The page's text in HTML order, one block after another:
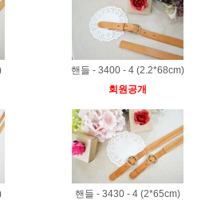
핸들 - 3400 - 4 (2.2*68cm)
회원공개
핸들 - 3430 - 4 (2*65cm)